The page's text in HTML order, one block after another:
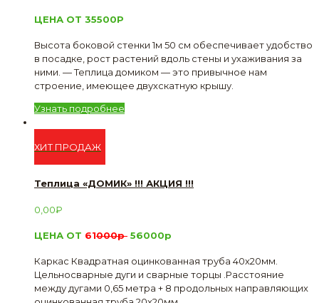
ЦЕНА ОТ 35500Р
Высота боковой стенки 1м 50 см обеспечивает удобство
в посадке, рост растений вдоль стены и ухаживания за
ними. — Теплица домиком — это привычное нам
строение, имеющее двухскатную крышу.
Узнать подробнее
ХИТ ПРОДАЖ
Теплица «ДОМИК» !!! АКЦИЯ !!!
0,00₽
ЦЕНА ОТ 61000р 56000р
Каркас Квадратная оцинкованная труба 40х20мм.
Цельносварные дуги и сварные торцы .Расстояние
между дугами 0,65 метра + 8 продольных направляющих